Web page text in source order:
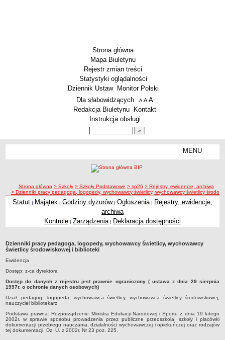
Strona główna
Mapa Biuletynu
Rejestr zmian treści
Statystyki oglądalności
Dziennik Ustaw
Monitor Polski
Menu dodatkowe
Dla słabowidzących A pomniejsz czcionkę
A standardowy rozmiar czcionki
A
Redakcja Biuletynu
Kontakt
Instrukcja obsługi
MENU
Licea
Zespoły Szkół
Techniczne Zakłady Naukowe
PRZEDSZKOLA
ARCHIWUM SZKÓŁ I PLACÓWEK
Zlikwidowane gimnazja
Przekształcone szkoły i placówki
Wielofunkcyjna Placówka
SPECJALNE OŚRODKI SZKOLNO-WYCHOWAWCZE
Specjalny Ośrodek nr 1
Specjalny Ośrodek nr 5
BURSA MIEJSKA
ścieżka nawigacji
Strona główna > Szkoły > Szkoły Podstawowe > sp26 > Rejestry, ewidencje, archiwa
> Dzienniki pracy pedagoga, logopedy, wychowawcy świetlicy, wychowawcy świetlicy
Statut | Majątek | Godziny dyżurów| Ogłoszenia | Rejestry, ewidencje,
archiwa
Kontrole | Zarządzenia | Deklaracja dostępności
Dzienniki pracy pedagoga, logopedy, wychowawcy świetlicy, wychowawcy
świetlicy środowiskowej i biblioteki
Ewidencja
Dostęp: z-ca dyrektora
Dostęp do danych z rejestru jest prawnie ograniczony ( ustawa z dnia 29 sierpnia
1997r. o ochronie danych osobowych)
Dział: pedagog, logopeda, wychowawca świetlicy, wychowawca świetlicy środowiskowej,
nauczyciel bibliotekarz
Podstawa prawna: Rozporządzenie Ministra Edukacji Narodowej i Sportu z dnia 19 lutego
2002r. w sprawie sposobu prowadzenia przez publiczne przedszkola, szkoły i placówki
dokumentacji przebiegu nauczania, działalności wychowawczej i opiekuńczej oraz rodzajów
tej dokumentacji. Dz. U. z 2002r. Nr 23 poz. 225.